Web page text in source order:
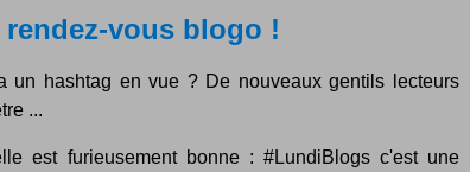
vous blogo !
un hashtag en vue ? De nouveaux gentils lecteurs
...
est furieusement bonne : #LundiBlogs c'est une